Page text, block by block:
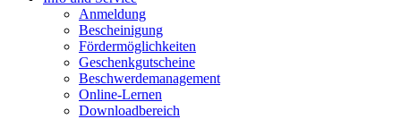
Anmeldung
Bescheinigung
Fördermöglichkeiten
Geschenkgutscheine
Beschwerdemanagement
Online-Lernen
Downloadbereich